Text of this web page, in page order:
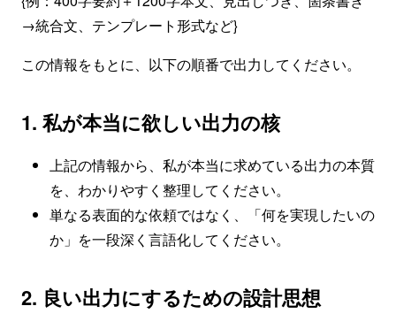
→統合文、テンプレート形式など}
この情報をもとに、以下の順番で出力してください。
1. 私が本当に欲しい出力の核
上記の情報から、私が本当に求めている出力の本質
を、わかりやすく整理してください。
単なる表面的な依頼ではなく、「何を実現したいの
か」を一段深く言語化してください。
2. 良い出力にするための設計思想